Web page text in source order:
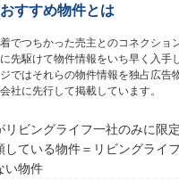
すすめ物件とは
でつちかった売主とのコネクショ
先駆けて物件情報をいち早く入手
ではそれらの物件情報を独占広告
社に先行して掲載しています。
リビングライフ一社のみに限
している物件＝リビングライ
い物件